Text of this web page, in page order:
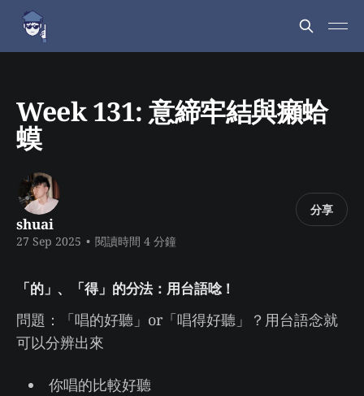
Week 131: 意締牢結與癩蛤
蟆
shuai
27 Sep 2025 • 閱讀時間 4 分鐘
分享
「的」、「得」的分法：用台語唸！
問題：「唱的好聽」or「唱得好聽」？用台語念就
可以分辨出來
你唱的比較好聽